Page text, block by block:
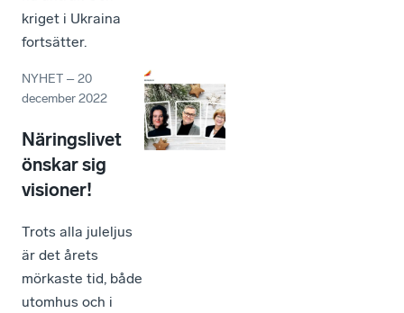
kriget i Ukraina
fortsätter.
NYHET –20
december 2022
Näringslivet
önskar sig
visioner!
Trots alla juleljus
är det årets
mörkaste tid, både
utomhus och i